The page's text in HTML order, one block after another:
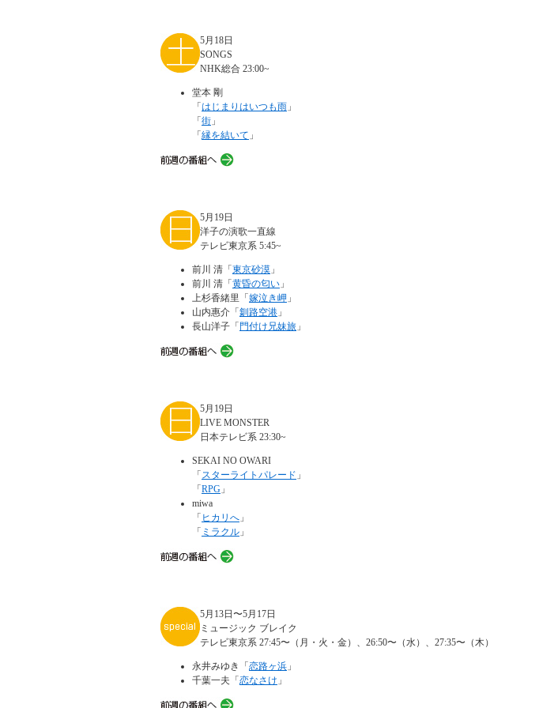
5月18日
SONGS
NHK総合 23:00~
堂本 剛
「 はじまりはいつも雨 」
「 街 」
「 縁を結いて 」
5月19日
洋子の演歌一直線
テレビ東京系 5:45~
前川 清「 東京砂漠 」
前川 清「 黄昏の匂い 」
上杉香緒里「 嫁泣き岬 」
山内惠介「 釧路空港 」
長山洋子「 門付け兄妹旅 」
5月19日
LIVE MONSTER
日本テレビ系 23:30~
SEKAI NO OWARI
「 スターライトパレード 」
「 RPG 」
miwa
「 ヒカリへ 」
「 ミラクル 」
5月13日〜5月17日
ミュージック ブレイク
テレビ東京系 27:45〜（月・火・金）、26:50〜（水）、27:35〜（木）
永井みゆき「 恋路ヶ浜 」
千葉一夫「 恋なさけ 」